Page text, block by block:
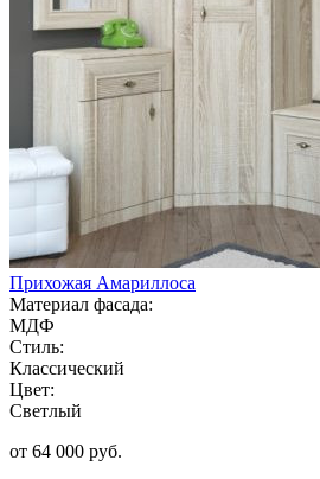
Прихожая Амариллоса
Материал фасада:
МДФ
Стиль:
Классический
Цвет:
Светлый
от 64 000 руб.